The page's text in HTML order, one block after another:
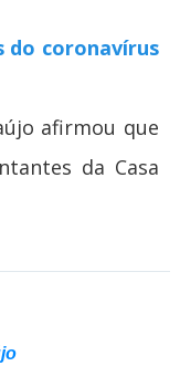
do coronavírus
afirmou que
da Casa